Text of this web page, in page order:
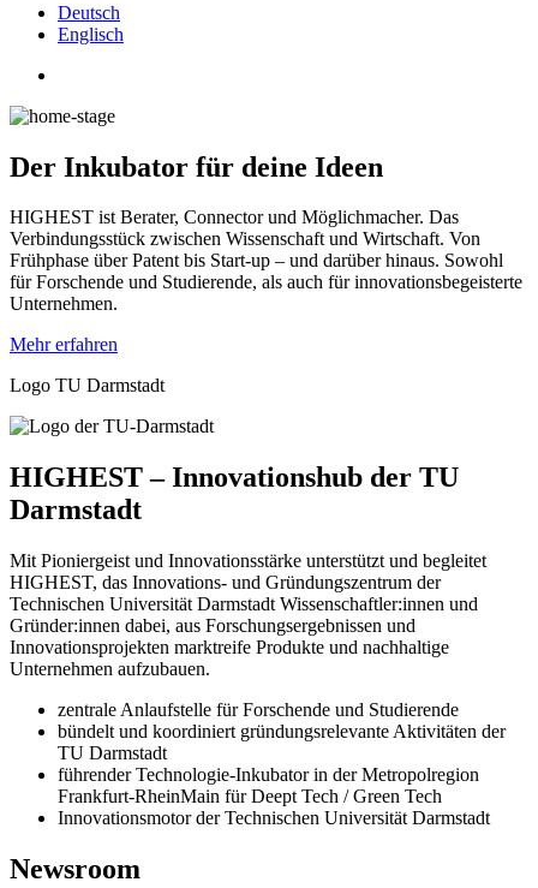
Deutsch
Englisch
Der Inkubator für deine Ideen
HIGHEST ist Berater, Connector und Möglichmacher. Das
Verbindungsstück zwischen Wissenschaft und Wirtschaft. Von
Frühphase über Patent bis Start-up – und darüber hinaus. Sowohl
für Forschende und Studierende, als auch für innovationsbegeisterte
Unternehmen.
Mehr erfahren
Logo TU Darmstadt
HIGHEST – Innovationshub der TU
Darmstadt
Mit Pioniergeist und Innovationsstärke unterstützt und begleitet
HIGHEST, das Innovations- und Gründungszentrum der
Technischen Universität Darmstadt Wissenschaftler:innen und
Gründer:innen dabei, aus Forschungsergebnissen und
Innovationsprojekten marktreife Produkte und nachhaltige
Unternehmen aufzubauen.
zentrale Anlaufstelle für Forschende und Studierende
bündelt und koordiniert gründungsrelevante Aktivitäten der
TU Darmstadt
führender Technologie-Inkubator in der Metropolregion
Frankfurt-RheinMain für Deept Tech / Green Tech
Innovationsmotor der Technischen Universität Darmstadt
Newsroom